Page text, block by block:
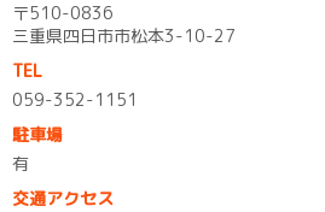
〒510-0836
三重県四日市市松本3-10-27
TEL
059-352-1151
駐車場
有
交通アクセス